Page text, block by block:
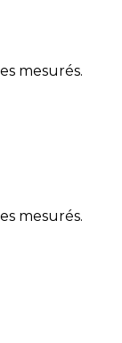
mesurés.
mesurés.